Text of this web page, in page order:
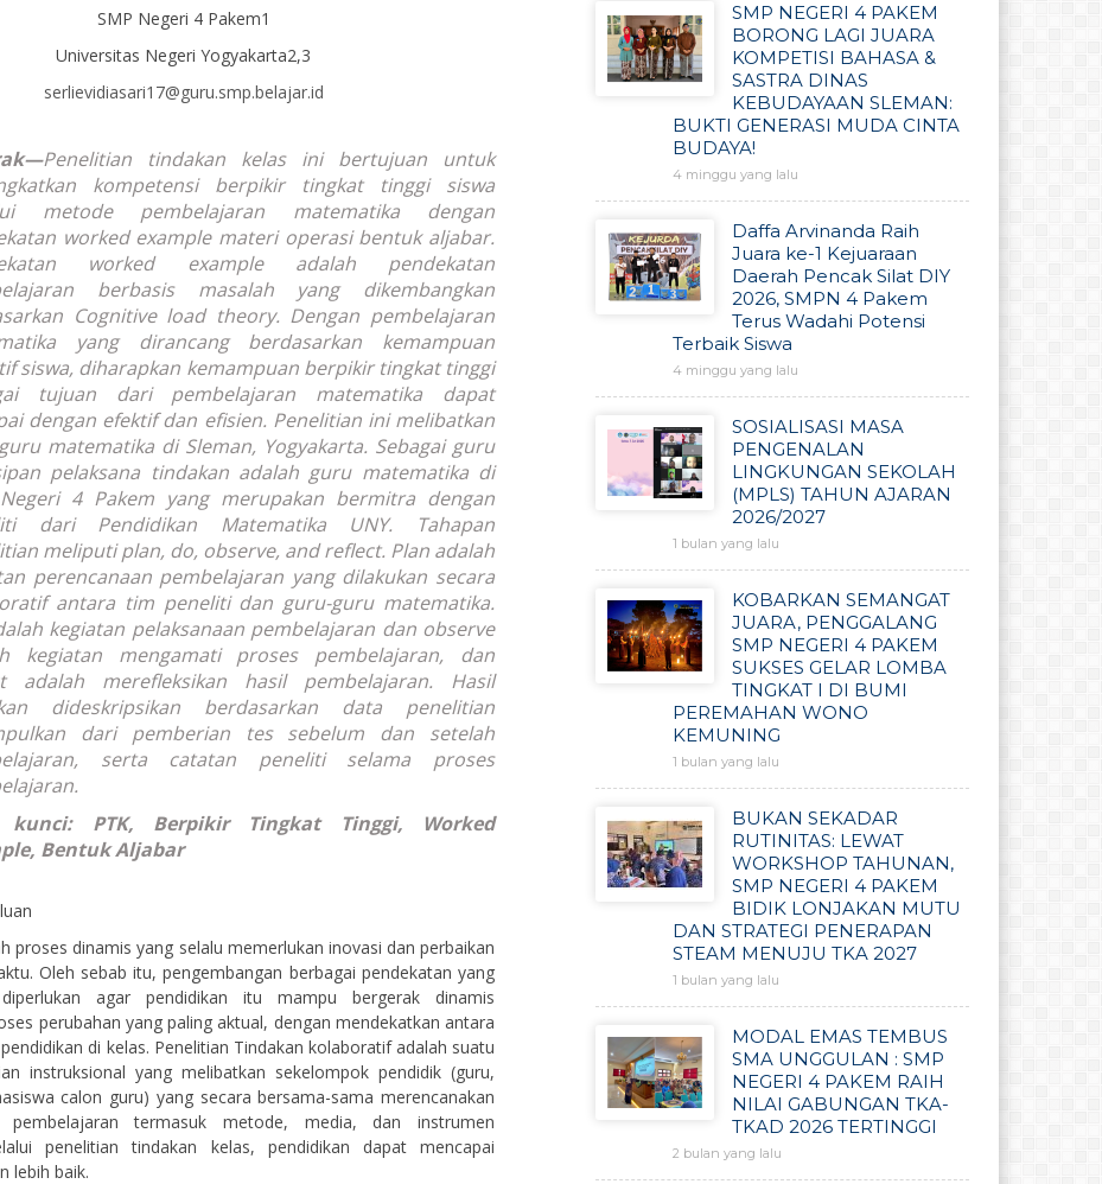
SMP Negeri 4 Pakem1
Universitas Negeri Yogyakarta2,3
serlievidiasari17@guru.smp.belajar.id
—Penelitian tindakan kelas ini bertujuan untuk
kompetensi berpikir tingkat tinggi siswa
metode pembelajaran matematika dengan
worked example materi operasi bentuk aljabar.
worked example adalah pendekatan
berbasis masalah yang dikembangkan
Cognitive load theory. Dengan pembelajaran
yang dirancang berdasarkan kemampuan
siswa, diharapkan kemampuan berpikir tingkat tinggi
tujuan dari pembelajaran matematika dapat
dengan efektif dan efisien. Penelitian ini melibatkan
matematika di Sleman, Yogyakarta. Sebagai guru
pelaksana tindakan adalah guru matematika di
4 Pakem yang merupakan bermitra dengan
dari Pendidikan Matematika UNY. Tahapan
meliputiplan, do, observe, and reflect. Plan adalah
perencanaan pembelajaran yang dilakukan secara
antara tim peneliti dan guru-guru matematika.
kegiatan pelaksanaan pembelajaran dan observe
kegiatan mengamati proses pembelajaran, dan
adalah merefleksikan hasil pembelajaran. Hasil
dideskripsikan berdasarkan data penelitian
dari pemberian tes sebelum dan setelah
serta catatan peneliti selama proses
kunci: PTK, Berpikir Tingkat Tinggi, Worked
Bentuk Aljabar
proses dinamis yang selalu memerlukan inovasi dan perbaikan
Oleh sebab itu, pengembangan berbagai pendekatan yang
agar pendidikan itu mampu bergerak dinamis
perubahan yang paling aktual, dengan mendekatkan antara
di kelas. Penelitian Tindakan kolaboratif adalah suatu
instruksional yang melibatkan sekelompok pendidik (guru,
calon guru) yang secara bersama-sama merencanakan
pembelajaran termasuk metode, media, dan instrumen
penelitian tindakan kelas, pendidikan dapat mencapai
lebih baik.
SMP NEGERI 4 PAKEM
BORONG LAGI JUARA
KOMPETISI BAHASA &
SASTRA DINAS
KEBUDAYAAN SLEMAN:
BUKTI GENERASI MUDA CINTA
BUDAYA!
4 minggu yang lalu
Daffa Arvinanda Raih
Juara ke-1 Kejuaraan
Daerah Pencak Silat DIY
2026, SMPN 4 Pakem
Terus Wadahi Potensi
Terbaik Siswa
4 minggu yang lalu
SOSIALISASI MASA
PENGENALAN
LINGKUNGAN SEKOLAH
(MPLS) TAHUN AJARAN
2026/2027
1 bulan yang lalu
KOBARKAN SEMANGAT
JUARA, PENGGALANG
SMP NEGERI 4 PAKEM
SUKSES GELAR LOMBA
TINGKAT I DI BUMI
PEREMAHAN WONO
KEMUNING
1 bulan yang lalu
BUKAN SEKADAR
RUTINITAS: LEWAT
WORKSHOP TAHUNAN,
SMP NEGERI 4 PAKEM
BIDIK LONJAKAN MUTU
DAN STRATEGI PENERAPAN
STEAM MENUJU TKA 2027
1 bulan yang lalu
MODAL EMAS TEMBUS
SMA UNGGULAN : SMP
NEGERI 4 PAKEM RAIH
NILAI GABUNGAN TKA-
TKAD 2026 TERTINGGI
2 bulan yang lalu